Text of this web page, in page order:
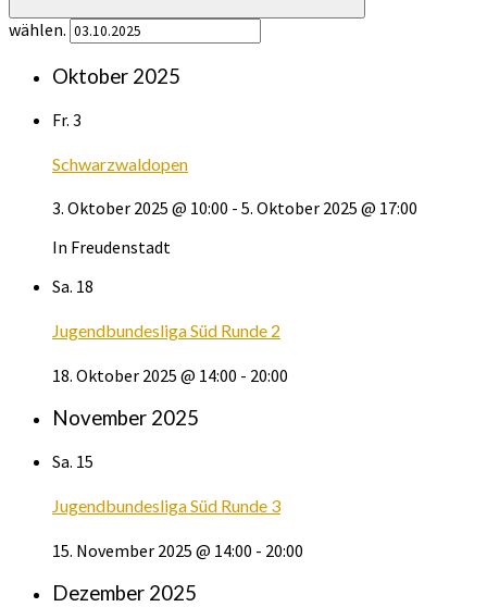
wählen.
Oktober 2025
Fr. 3
Schwarzwaldopen
3. Oktober 2025 @ 10:00 - 5. Oktober 2025 @ 17:00
In Freudenstadt
Sa. 18
Jugendbundesliga Süd Runde 2
18. Oktober 2025 @ 14:00 - 20:00
November 2025
Sa. 15
Jugendbundesliga Süd Runde 3
15. November 2025 @ 14:00 - 20:00
Dezember 2025